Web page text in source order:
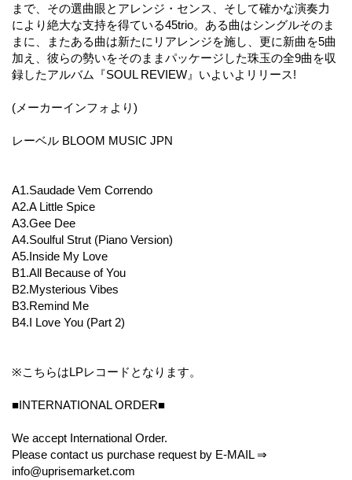
まで、その選曲眼とアレンジ・センス、そして確かな演奏力
により絶大な支持を得ている45trio。ある曲はシングルそのま
まに、またある曲は新たにリアレンジを施し、更に新曲を5曲
加え、彼らの勢いをそのままパッケージした珠玉の全9曲を収
録したアルバム『SOUL REVIEW』いよいよリリース!
(メーカーインフォより)
レーベル BLOOM MUSIC JPN
A1.Saudade Vem Correndo
A2.A Little Spice
A3.Gee Dee
A4.Soulful Strut (Piano Version)
A5.Inside My Love
B1.All Because of You
B2.Mysterious Vibes
B3.Remind Me
B4.I Love You (Part 2)
※こちらはLPレコードとなります。
■INTERNATIONAL ORDER■
We accept International Order.
Please contact us purchase request by E-MAIL ⇒
info@uprisemarket.com